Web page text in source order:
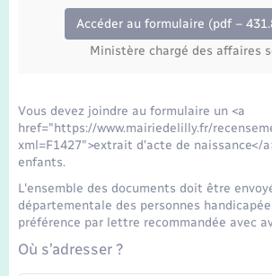
Accéder au formulaire (pdf –
Ministère chargé des affaires
Vous devez joindre au formulaire un <a
href="https://www.mairiedelilly.fr/
xml=F1427">extrait d'acte de naissance</
enfants.
L'ensemble des documents doit être
départementale des personnes
préférence par lettre recommandée avec
Où s’adresser ?